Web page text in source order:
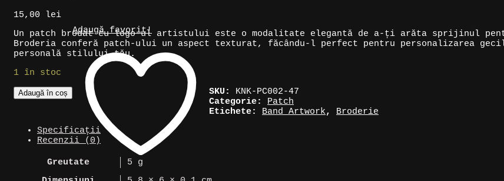
15,00
lei
Un patch brodat cu logo-ul artistului este o modalitate elegantă de a-ți arăta sprijinul
Broderia conferă patch-ului un aspect texturat, făcându-l perfect pentru personalizarea
personală stilului tău.
1 în stoc
Cantitate
Patch
Radiohead
Adaugă în coș
Adaugă favorit!
SKU: KNK-PC002-47
Categorie: Patch
Etichete: Band Artwork, Broderie
Specificații
Recenzii (0)
Greutate
5 g